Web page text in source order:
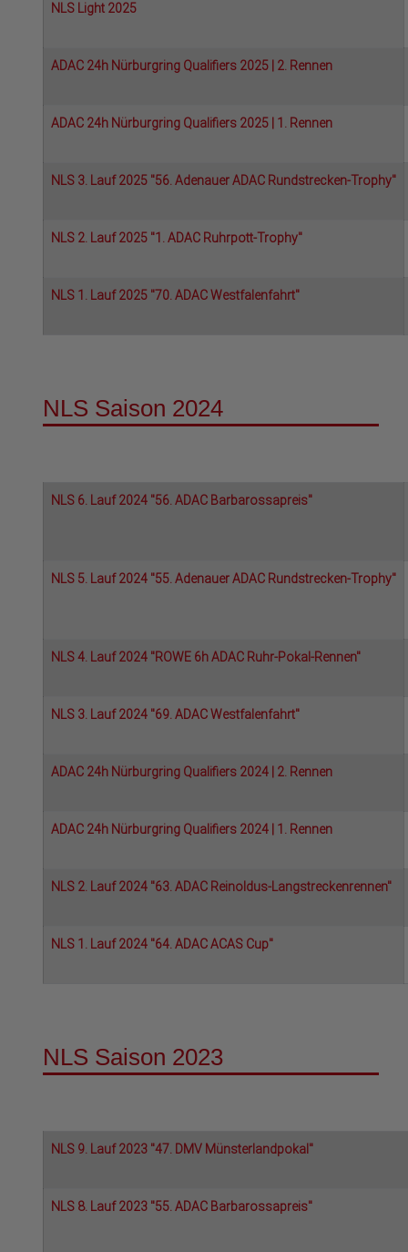
NLS Light 2025
ADAC 24h Nürburgring Qualifiers 2025 | 2. Rennen
ADAC 24h Nürburgring Qualifiers 2025 | 1. Rennen
NLS 3. Lauf 2025 "56. Adenauer ADAC Rundstrecken-Trophy"
NLS 2. Lauf 2025 "1. ADAC Ruhrpott-Trophy"
NLS 1. Lauf 2025 "70. ADAC Westfalenfahrt"
NLS Saison 2024
NLS 6. Lauf 2024 "56. ADAC Barbarossapreis"
NLS 5. Lauf 2024 "55. Adenauer ADAC Rundstrecken-Trophy"
NLS 4. Lauf 2024 "ROWE 6h ADAC Ruhr-Pokal-Rennen"
NLS 3. Lauf 2024 "69. ADAC Westfalenfahrt"
ADAC 24h Nürburgring Qualifiers 2024 | 2. Rennen
ADAC 24h Nürburgring Qualifiers 2024 | 1. Rennen
NLS 2. Lauf 2024 "63. ADAC Reinoldus-Langstreckenrennen"
NLS 1. Lauf 2024 "64. ADAC ACAS Cup"
NLS Saison 2023
NLS 9. Lauf 2023 "47. DMV Münsterlandpokal"
NLS 8. Lauf 2023 "55. ADAC Barbarossapreis"